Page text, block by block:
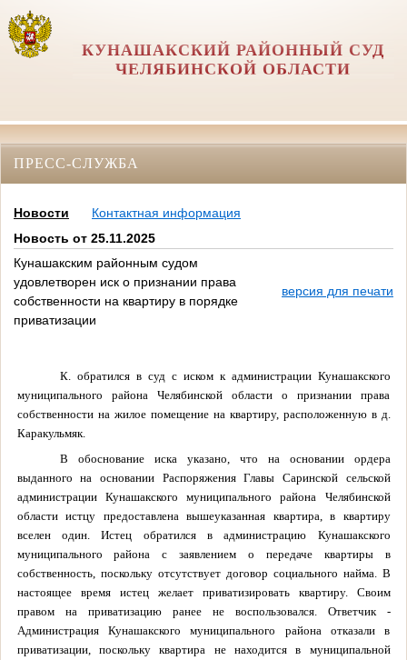
КУНАШАКСКИЙ РАЙОННЫЙ СУД
ЧЕЛЯБИНСКОЙ ОБЛАСТИ
ПРЕСС-СЛУЖБА
Новости
Контактная информация
Новость от 25.11.2025
Кунашакским районным судом
удовлетворен иск о признании права
собственности на квартиру в порядке
приватизации
версия для печати
К. обратился в суд с иском к администрации Кунашакского
муниципального района Челябинской области о признании права
собственности на жилое помещение на квартиру, расположенную в д.
Каракульмяк.
В обоснование иска указано, что на основании ордера
выданного на основании Распоряжения Главы Саринской сельской
администрации Кунашакского муниципального района Челябинской
области истцу предоставлена вышеуказанная квартира, в квартиру
вселен один. Истец обратился в администрацию Кунашакского
муниципального района с заявлением о передаче квартиры в
собственность, поскольку отсутствует договор социального найма. В
настоящее время истец желает приватизировать квартиру. Своим
правом на приватизацию ранее не воспользовался. Ответчик -
Администрация Кунашакского муниципального района отказали в
приватизации, поскольку квартира не находится в муниципальной